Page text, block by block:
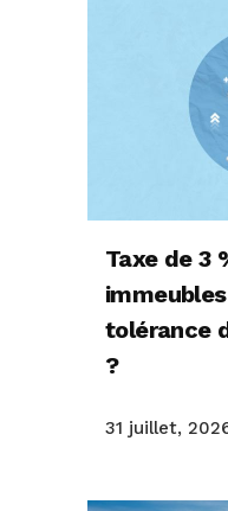
Taxe de 3
tolérance
?
31 juillet,